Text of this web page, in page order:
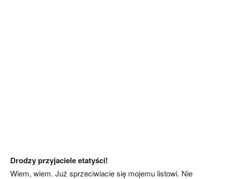
Drodzy przyjaciele etatyści!
Wiem, wiem. Już sprzeciwiacie się mojemu listowi. Nie